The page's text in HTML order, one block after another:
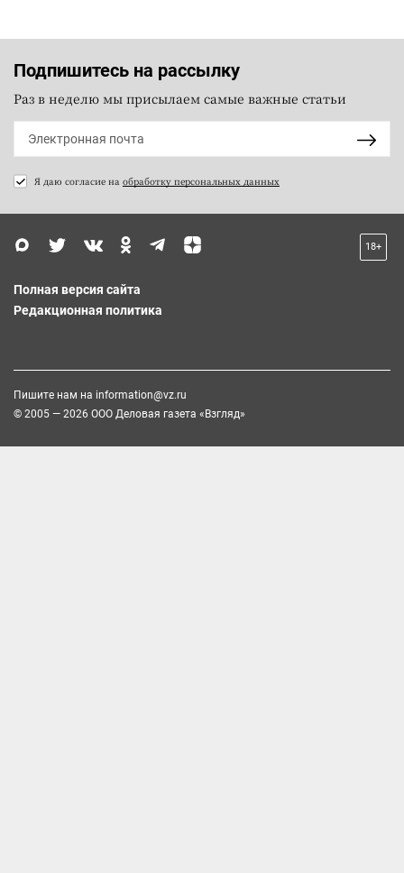
Подпишитесь на рассылку
Раз в неделю мы присылаем самые важные статьи
Я даю согласие на обработку персональных данных
18+
Полная версия сайта
Редакционная политика
Пишите нам на information@vz.ru
© 2005 — 2026 ООО Деловая газета «Взгляд»